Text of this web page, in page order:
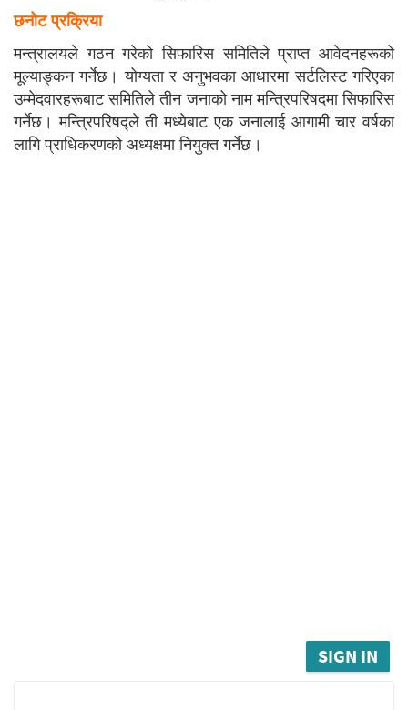
छनोट प्रक्रिया
मन्त्रालयले गठन गरेको सिफारिस समितिले प्राप्त आवेदनहरूको
मूल्याङ्कन गर्नेछ। योग्यता र अनुभवका आधारमा सर्टलिस्ट गरिएका
उम्मेदवारहरूबाट समितिले तीन जनाको नाम मन्त्रिपरिषदमा सिफारिस
गर्नेछ। मन्त्रिपरिषद्ले ती मध्येबाट एक जनालाई आगामी चार वर्षका
लागि प्राधिकरणको अध्यक्षमा नियुक्त गर्नेछ।
SIGN IN